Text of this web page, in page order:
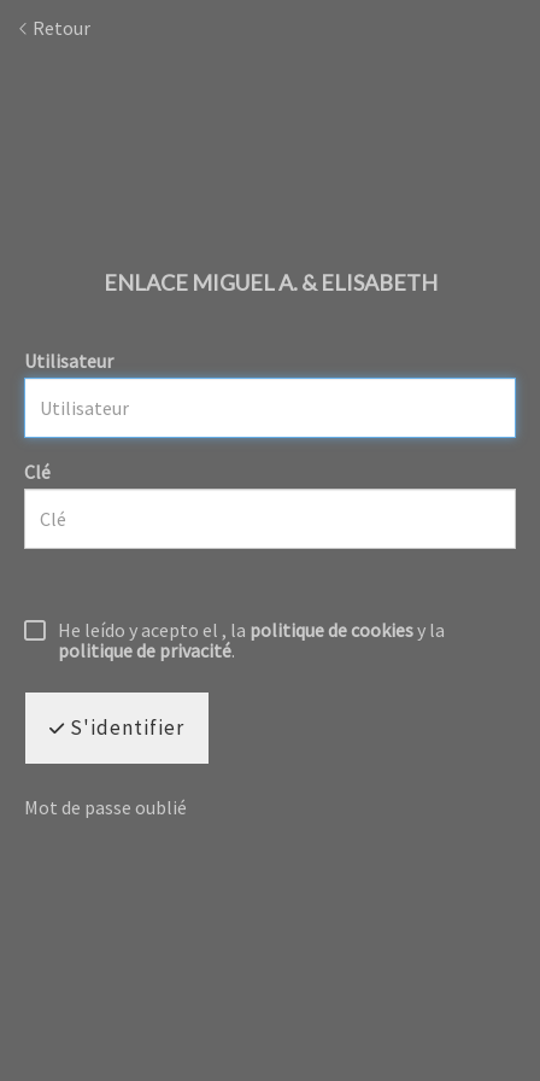
Retour
ENLACE MIGUEL A. & ELISABETH
Utilisateur
Clé
He leído y acepto el , la politique de cookiesy la
politique de privacité.
S'identifier
Mot de passe oublié